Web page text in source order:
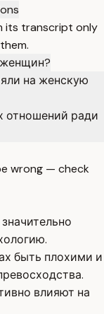
its transcript only
на женскую
отношений ради
wrong — check
быть плохими и
влияют на